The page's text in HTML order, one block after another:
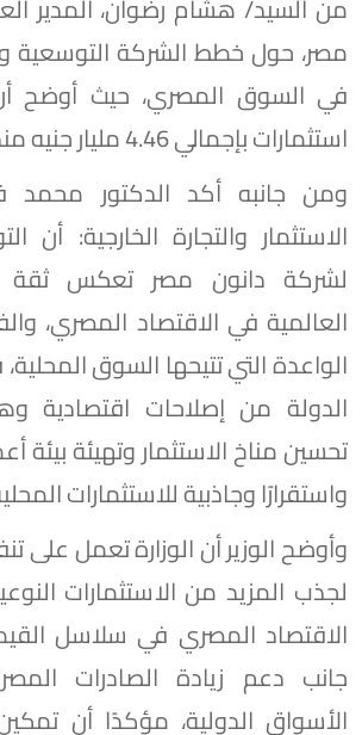
مصر، حول خطط الشركة التوسعية
في السوق المصري، حيث أوضح
استثمارات بإجمالي 4.46 مليار جنيه منذ إنشائها.
ومن جانبه أكد الدكتور محمد
الاستثمار والتجارة الخارجية: أن
لشركة دانون مصر تعكس ثقة
العالمية في الاقتصاد المصري،
الواعدة التي تتيحها السوق
الدولة من إصلاحات اقتصادية
تحسين مناخ الاستثمار وتهيئة بيئة
واستقرارًا وجاذبية للاستثمارات
وأوضح الوزير أن الوزارة تعمل على
لجذب المزيد من الاستثمارات
الاقتصاد المصري في سلاسل
جانب دعم زيادة الصادرات
الأسواق الدولية، مؤكدًا أن